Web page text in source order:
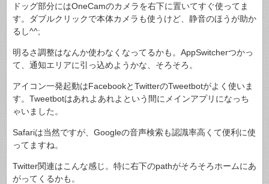
ドッグ部分にはOneCamのカメラを右下に置いてすぐ使ってま
す。ダブルクリックで本体カメラも使うけど、静音のほうが助か
るし^^;
明るさ調整はなんか使わなくなってるかも。AppSwitcherつかっ
て、通知エリアに引っ込めようかな、そろそろ。
アイコン一発起動はFacebookとTwitterのTweetbotがよく使いま
す。Tweetbotはあれよあれよという間にメインアプリになっち
ゃいました。
Safariは当然ですが、Googleの音声検索も認識率高くて便利に使
ってますね。
Twitter関連はこんな感じ。特に右下のpathがそろそろホームにあ
がってくるかも。